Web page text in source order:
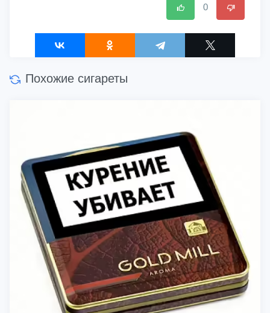
0
Похожие сигареты